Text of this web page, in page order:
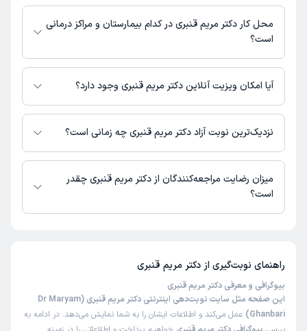
شماره تماس مطب دکتر مریم قنبری در حال حاضر در این صفحه ثبت نشده
محل کار دکتر مریم قنبری در کدام بیمارستان و مراکز درمانی
است؟
اطلاعاتی درباره محل فعالیت دکتر مریم قنبری در مراکز درمانی در دسترس
نیست.
آیا امکان ویزیت آنلاین دکتر مریم قنبری وجود دارد؟
در حال حاضر اطلاعاتی درباره ارائه ویزیت آنلاین توسط دکتر مریم قنبری در
دسترس نیست. برای دریافت اطلاعات دقیق‌تر، لطفاً با مطب تماس بگیرید.
نزدیک‌ترین نوبت آزاد دکتر مریم قنبری چه زمانی است؟
زمان نوبت‌دهی و پذیرش بیماران با هماهنگی مطب مشخص می‌شود.
میزان رضایت مراجعه‌کنندگان از دکتر مریم قنبری چقدر
است؟
راهنمای نوبت‌گیری از دکتر مریم قنبری
بیوگرافی و معرفی دکتر مریم قنبری
این صفحه مثل سایت نوبت‌دهی اینترنتی دکتر مریم قنبری (Dr Maryam
Ghanbari)
عمل می‌کند و اطلاعات ایشان را به شما نمایش می‌دهد. در ادامه به